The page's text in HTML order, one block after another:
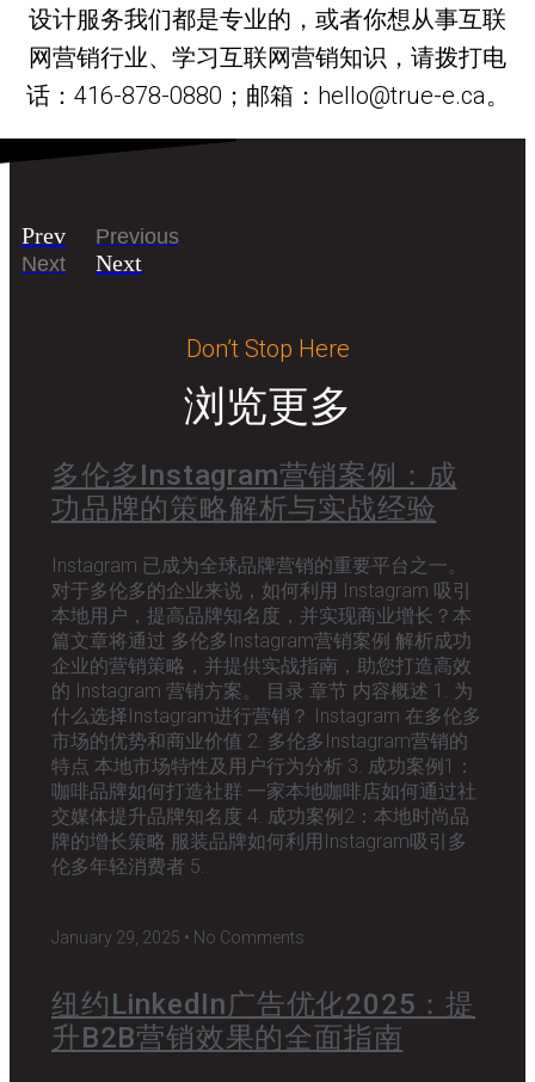
设计服务我们都是专业的，或者你想从事互联
网营销行业、学习互联网营销知识，请拨打电
话：416-878-0880；邮箱：hello@true-e.ca。
Prev
Previous
Next
Next
Don’t Stop Here
浏览更多
多伦多Instagram营销案例：成
功品牌的策略解析与实战经验
Instagram 已成为全球品牌营销的重要平台之一。
对于多伦多的企业来说，如何利用 Instagram 吸引
本地用户，提高品牌知名度，并实现商业增长？本
篇文章将通过 多伦多Instagram营销案例 解析成功
企业的营销策略，并提供实战指南，助您打造高效
的 Instagram 营销方案。 目录 章节 内容概述 1. 为
什么选择Instagram进行营销？ Instagram 在多伦多
市场的优势和商业价值 2. 多伦多Instagram营销的
特点 本地市场特性及用户行为分析 3. 成功案例1：
咖啡品牌如何打造社群 一家本地咖啡店如何通过社
交媒体提升品牌知名度 4. 成功案例2：本地时尚品
牌的增长策略 服装品牌如何利用Instagram吸引多
伦多年轻消费者 5.
January 29, 2025 No Comments
纽约LinkedIn广告优化2025：提
升B2B营销效果的全面指南